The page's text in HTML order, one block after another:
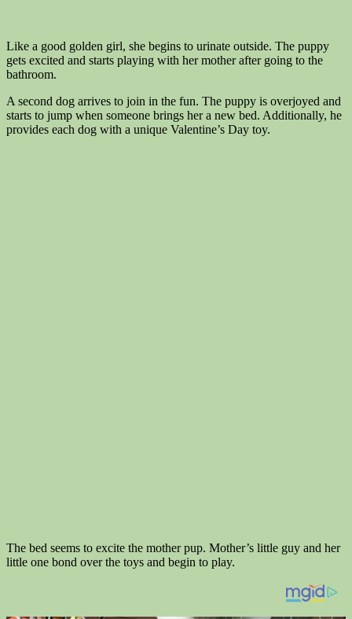
Like a good golden girl, she begins to urinate outside. The puppy
gets excited and starts playing with her mother after going to the
bathroom.
A second dog arrives to join in the fun. The puppy is overjoyed and
starts to jump when someone brings her a new bed. Additionally, he
provides each dog with a unique Valentine’s Day toy.
The bed seems to excite the mother pup. Mother’s little guy and her
little one bond over the toys and begin to play.